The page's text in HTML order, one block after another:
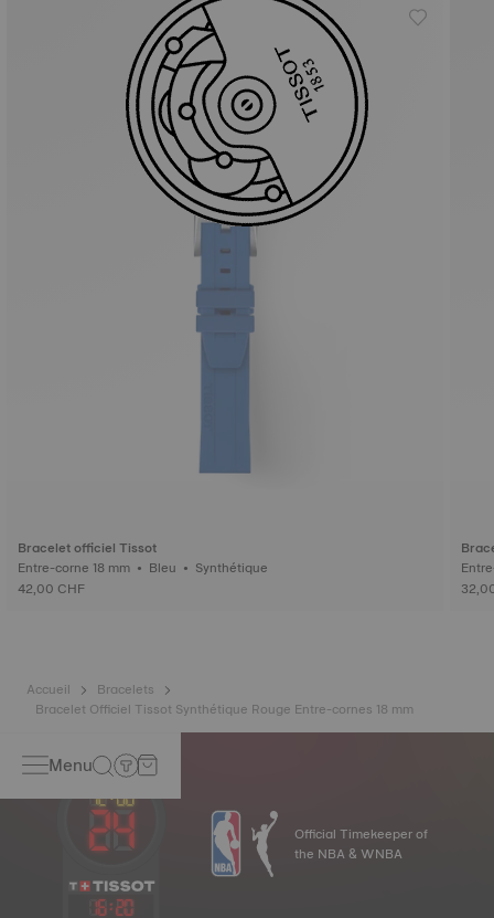
Bracelet officiel Tissot
Entre-corne 18 mm • Bleu • Synthétique
42,00 CHF
Accueil
Bracelets
Bracelet Officiel Tissot Synthétique Rouge Entre-cornes 18 mm
Menu
16:20
Official Timekeeper of
the NBA & WNBA